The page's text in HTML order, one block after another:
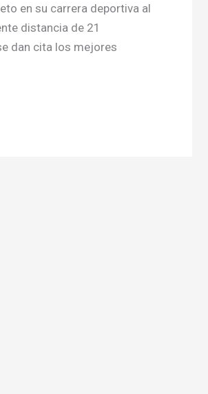
en su carrera deportiva al
distancia de 21
dan cita los mejores